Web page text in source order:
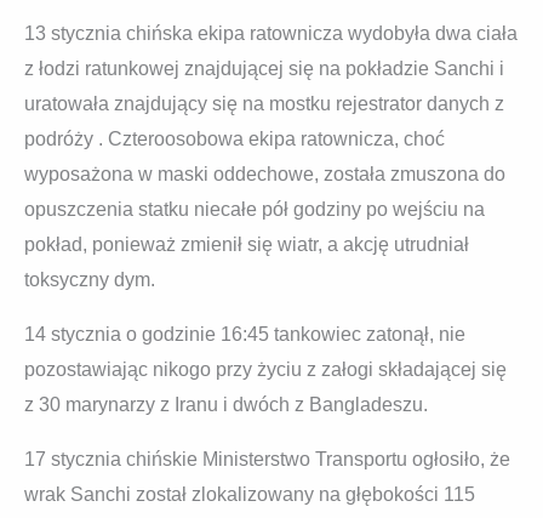
13 stycznia chińska ekipa ratownicza wydobyła dwa ciała
z łodzi ratunkowej znajdującej się na pokładzie Sanchi i
uratowała znajdujący się na mostku rejestrator danych z
podróży . Czteroosobowa ekipa ratownicza, choć
wyposażona w maski oddechowe, została zmuszona do
opuszczenia statku niecałe pół godziny po wejściu na
pokład, ponieważ zmienił się wiatr, a akcję utrudniał
toksyczny dym.
14 stycznia o godzinie 16:45 tankowiec zatonął, nie
pozostawiając nikogo przy życiu z załogi składającej się
z 30 marynarzy z Iranu i dwóch z Bangladeszu.
17 stycznia chińskie Ministerstwo Transportu ogłosiło, że
wrak Sanchi został zlokalizowany na głębokości 115